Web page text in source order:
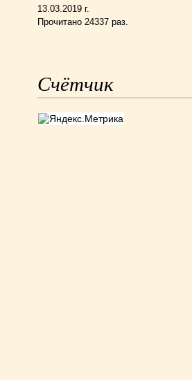
13.03.2019 г.
Прочитано 24337 раз.
Счётчик